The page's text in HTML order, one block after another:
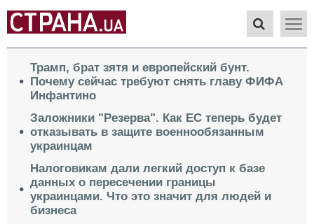
Трамп, брат зятя и европейский бунт.
Почему сейчас требуют снять главу ФИФА
Инфантино
Заложники "Резерва". Как ЕС теперь будет
отказывать в защите военнообязанным
украинцам
Налоговикам дали легкий доступ к базе
данных о пересечении границы
украинцами. Что это значит для людей и
бизнеса